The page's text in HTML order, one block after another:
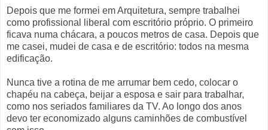
Depois que me formei em Arquitetura, sempre trabalhei
como profissional liberal com escritório próprio. O primeiro
ficava numa chácara, a poucos metros de casa. Depois que
me casei, mudei de casa e de escritório: todos na mesma
edificação.
Nunca tive a rotina de me arrumar bem cedo, colocar o
chapéu na cabeça, beijar a esposa e sair para trabalhar,
como nos seriados familiares da TV. Ao longo dos anos
devo ter economizado alguns caminhões de combustível